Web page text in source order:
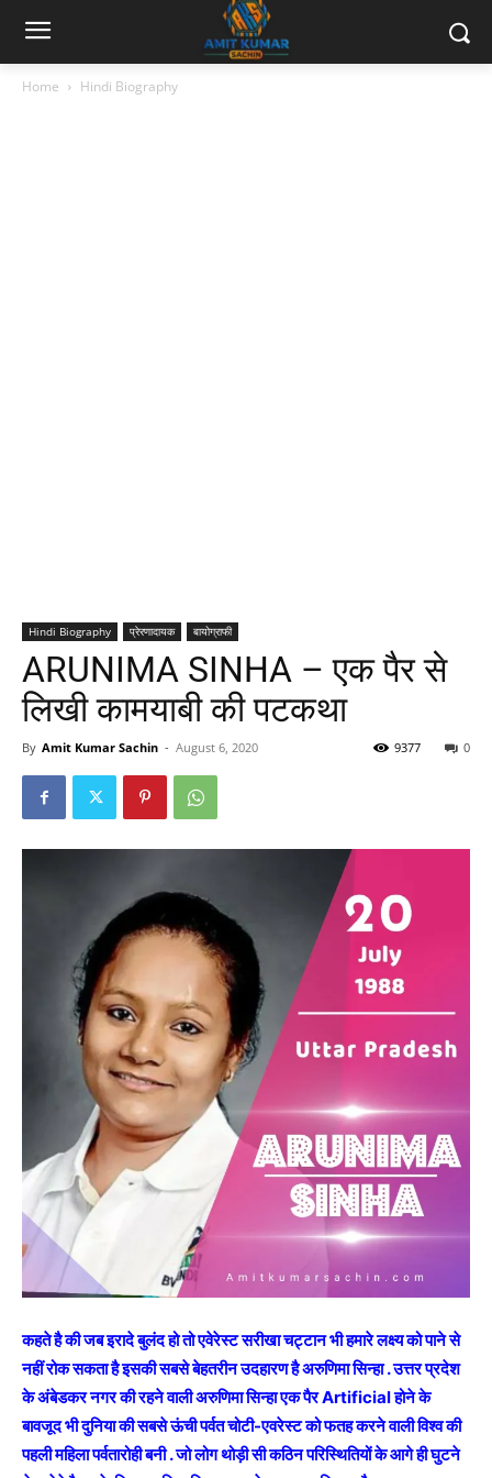
Home Hindi Biography
Hindi Biography प्रेरणादायक बायोग्राफी
ARUNIMA SINHA – एक पैर से
लिखी कामयाबी की पटकथा
By Amit Kumar Sachin - August 6, 2020 0
9377
कहते है की जब इरादे बुलंद हो तो एवेरेस्ट सरीखा चट्टान भी हमारे लक्ष्य को पाने से
नहीं रोक सकता है इसकी सबसे बेहतरीन उदहारण है अरुणिमा सिन्हा . उत्तर प्रदेश
के अंबेडकर नगर की रहने वाली अरुणिमा सिन्हा एक पैर Artificial होने के
बावजूद भी दुनिया की सबसे ऊंची पर्वत चोटी-एवरेस्ट को फतह करने वाली विश्व की
पहली महिला पर्वतारोही बनी . जो लोग थोड़ी सी कठिन परिस्थितियों के आगे ही घुटने